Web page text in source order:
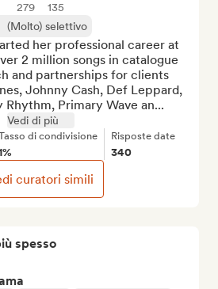
spesso
279
135
(Molto) selettivo
her professional career at
2 million songs in catalogue
and partnerships for clients
Johnny Cash, Def Leppard,
Primary Wave an...
Vedi di più
di condivisione Risposte date
340
curatori simili